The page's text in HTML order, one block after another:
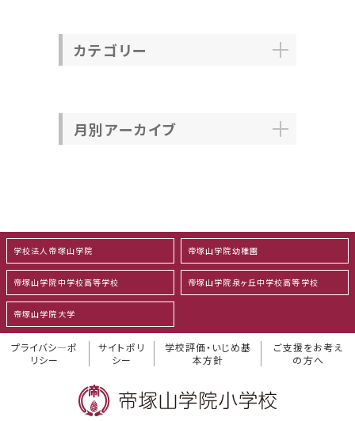
カテゴリー
月別アーカイブ
学校法人帝塚山学院 帝塚山学院幼稚園
帝塚山学院中学校高等学校 帝塚山学院泉ヶ丘中学校高等学校
帝塚山学院大学
プライバシ―ポ
リシー
サイトポリ
シー
学校評価・いじめ基
本方針
ご支援をお考え
の方へ